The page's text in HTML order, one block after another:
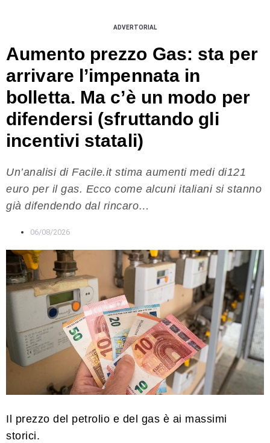
ADVERTORIAL
Aumento prezzo Gas: sta per
arrivare l’impennata in
bolletta. Ma c’è un modo per
difendersi (sfruttando gli
incentivi statali)
Un’analisi di Facile.it stima aumenti medi di121
euro per il gas. Ecco come alcuni italiani si stanno
già difendendo dal rincaro…
06/08/2026
Il prezzo del petrolio e del gas è ai massimi
storici.